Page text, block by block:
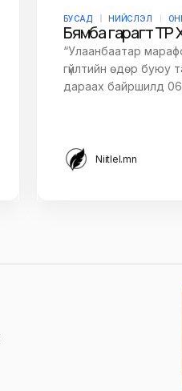
БУСАД НИЙСЛЭЛ
Бямба гарагт
“Улаанбаатар
гүйлтийн өдөр буюу
дараах байршилд
Niitlel.mn